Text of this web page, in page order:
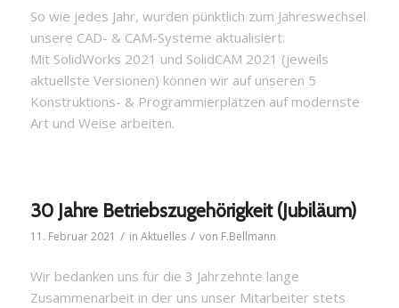
So wie jedes Jahr, wurden pünktlich zum Jahreswechsel
unsere CAD- & CAM-Systeme aktualisiert.
Mit SolidWorks 2021 und SolidCAM 2021 (jeweils
aktuellste Versionen) können wir auf unseren 5
Konstruktions- & Programmierplätzen auf modernste
Art und Weise arbeiten.
30 Jahre Betriebszugehörigkeit (Jubiläum)
11. Februar 2021 / in Aktuelles / von F.Bellmann
Wir bedanken uns für die 3 Jahrzehnte lange
Zusammenarbeit in der uns unser Mitarbeiter stets